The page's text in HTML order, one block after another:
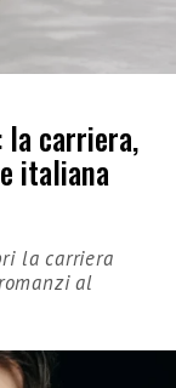
la carriera,
italiana
la carriera
al